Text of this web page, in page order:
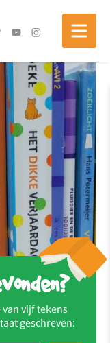
vijf tekens
geschreven: